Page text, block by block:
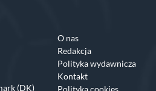
(DK)
O nas
Redakcja
Polityka wydawnicza
Kontakt
Polityka cookies